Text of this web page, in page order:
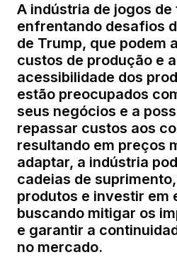
A indústria de jogos
enfrentando desafios
de Trump, que podem
custos de produção e
acessibilidade dos
estão preocupados
seus negócios e a
repassar custos aos
resultando em preços
adaptar, a indústria
cadeias de
produtos e investir em
buscando mitigar os
e garantir a
no mercado.